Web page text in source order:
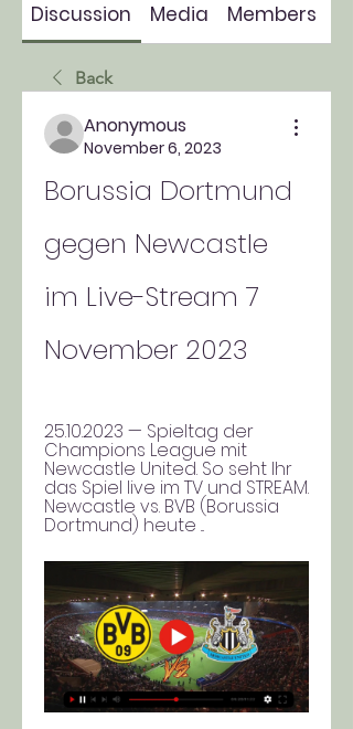
Discussion Media Members
Back
Anonymous
November 6, 2023
Borussia Dortmund
gegen Newcastle
im Live-Stream 7
November 2023
25.10.2023 — Spieltag der
Champions League mit
Newcastle United. So seht Ihr
das Spiel live im TV und STREAM.
Newcastle vs. BVB (Borussia
Dortmund) heute ...